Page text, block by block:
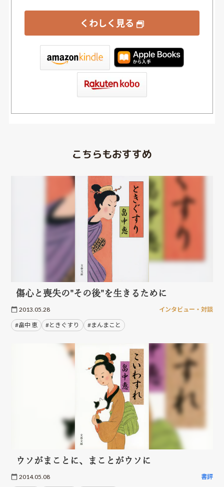
くわしく見る
こちらもおすすめ
傷心と喪失の"その後"を生きるために
2013.05.28 インタビュー・対談
#畠中 恵 #ときぐすり #まんまこと
ウソがまことに、まことがウソに
2014.05.08 書評